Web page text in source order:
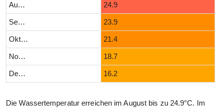
August 24.9
September 23.9
Oktober 21.4
November 18.7
Dezember 16.2
Die Wassertemperatur erreichen im August bis zu 24.9°C. Im